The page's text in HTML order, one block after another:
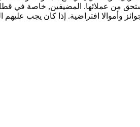
من عملائها. المضيفين, خاصة في
وأموالا افتراضية. إذا كان يجب عليهم